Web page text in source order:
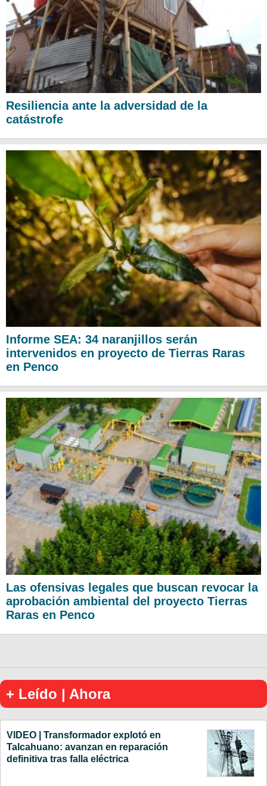
Resiliencia ante la adversidad de la
catástrofe
Informe SEA: 34 naranjillos serán
intervenidos en proyecto de Tierras Raras
en Penco
Las ofensivas legales que buscan revocar la
aprobación ambiental del proyecto Tierras
Raras en Penco
+ Leído | Ahora
VIDEO | Transformador explotó en
Talcahuano: avanzan en reparación
definitiva tras falla eléctrica